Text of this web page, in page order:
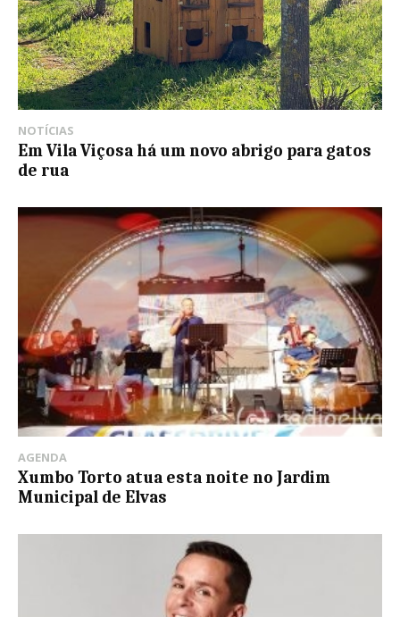
NOTÍCIAS
Em Vila Viçosa há um novo abrigo para gatos
de rua
AGENDA
Xumbo Torto atua esta noite no Jardim
Municipal de Elvas